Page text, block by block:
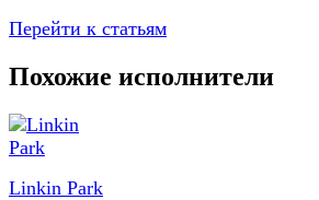
Перейти к статьям
Похожие исполнители
Linkin Park